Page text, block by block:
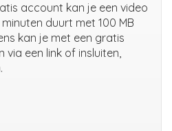
account kan je een video
duurt met 100 MB
kan je met een gratis
via een link of insluiten,